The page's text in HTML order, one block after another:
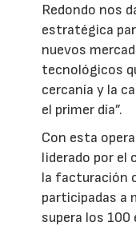
Redondo nos
estratégica
nuevos
tecnológicos
cercanía y la
el primer día”.
Con esta
liderado por el
la facturación
participadas a
supera los 100